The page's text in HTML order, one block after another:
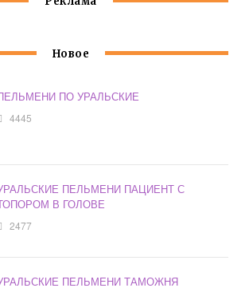
Новое
ПО УРАЛЬСКИЕ
4445
ПЕЛЬМЕНИ ПАЦИЕНТ С
В ГОЛОВЕ
2477
ПЕЛЬМЕНИ ТАМОЖНЯ